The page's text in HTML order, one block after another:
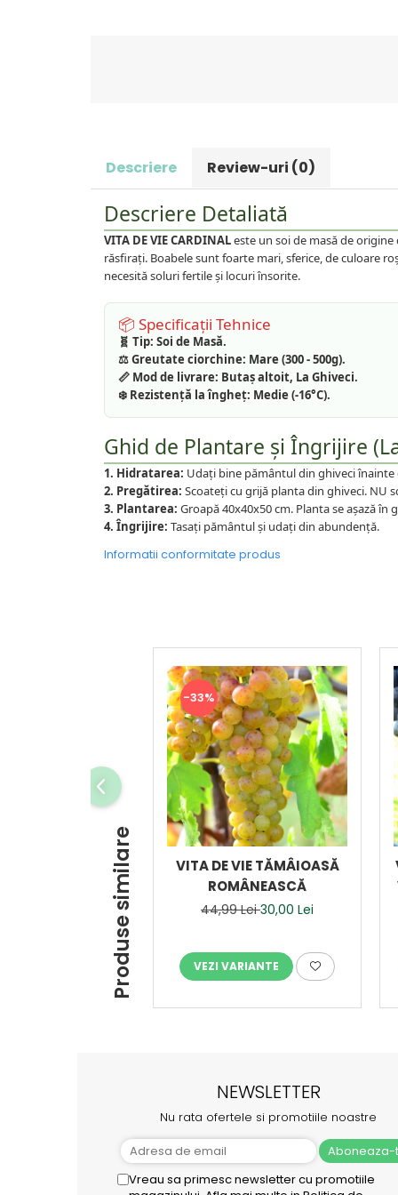
Descriere Review-uri (0)
Descriere Detaliată
VITA DE VIE CARDINALeste un soi de masă de
răsfirați. Boabele sunt foarte mari, sferice, de culoare
necesită soluri fertile și locuri însorite.
📦 Specificații Tehnice
🧬 Tip: Soi de Masă.
⚖️ Greutate ciorchine: Mare (300 - 500g).
📏 Mod de livrare: Butaș altoit, La Ghiveci.
❄️ Rezistență la îngheț: Medie (-16°C).
Ghid de Plantare și Îngrijire
1. Hidratarea: Udați bine pământul din ghiveci înainte
2. Pregătirea: Scoateți cu grijă planta din ghiveci. NU
3. Plantarea: Groapă 40x40x50 cm. Planta se așază
4. Îngrijire: Tasați pământul și udați din abundență.
Informatii conformitate produs
Produse similare
-33%
VITA DE VIE TĂMÂIOASĂ
ROMÂNEASCĂ
44,99 Lei30,00 Lei
VEZI VARIANTE
NEWSLETTER
Nu rata ofertele si promotiile noastre
Vreau sa primesc newsletter cu promotiile